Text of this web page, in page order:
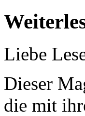
Liebe
Dieser
die mit